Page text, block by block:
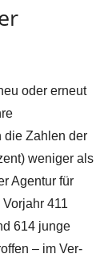
oder erneut
die Zahlen der
weniger als
Agentur für
411
614 junge
– im Ver-